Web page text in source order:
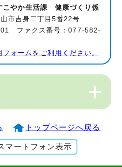
やか生活課 健康づくり係
市吉身二丁目5番22号
ファクス番号：077-582-
ォームをご利用ください。
トップページへ戻る
マートフォン表示